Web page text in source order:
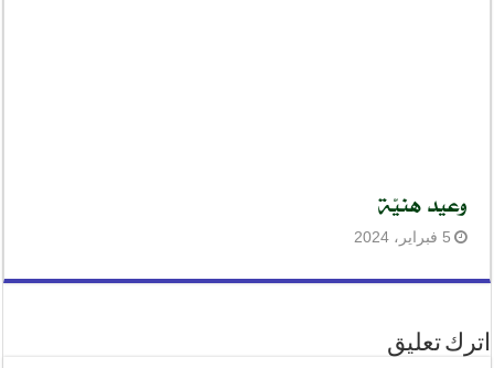
وعيد هنيّة
5 فبراير، 2024
اترك تعليق